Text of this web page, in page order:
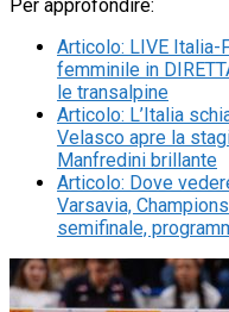
Per approfondire:
Articolo: LIVE Italia-
femminile in
le transalpine
Articolo: L’Italia
Velasco apre la
Manfredini brillante
Articolo: Dove
Varsavia,
semifinale,